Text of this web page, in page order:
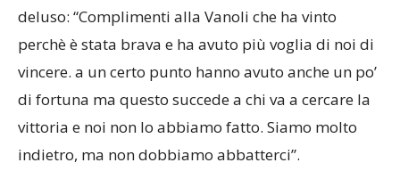
deluso: “Complimenti alla Vanoli che ha vinto
perchè è stata brava e ha avuto più voglia di noi di
vincere. a un certo punto hanno avuto anche un po’
di fortuna ma questo succede a chi va a cercare la
vittoria e noi non lo abbiamo fatto. Siamo molto
indietro, ma non dobbiamo abbatterci”.